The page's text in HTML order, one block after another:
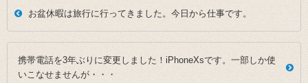
お盆休暇は旅行に行ってきました。今日から仕事です。
携帯電話を3年ぶりに変更しました！iPhoneXsです。一部しか使
いこなせませんが・・・